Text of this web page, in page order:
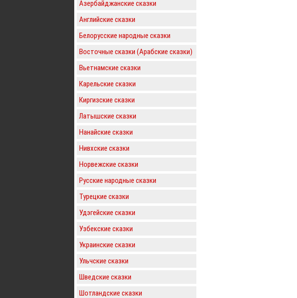
Азербайджанские сказки
Английские сказки
Белорусские народные сказки
Восточные сказки (Арабские сказки)
Вьетнамские сказки
Карельские сказки
Киргизские сказки
Латышские сказки
Нанайские сказки
Нивхские сказки
Норвежские сказки
Русские народные сказки
Турецкие сказки
Удэгейские сказки
Узбекские сказки
Украинские сказки
Ульчские сказки
Шведские сказки
Шотландские сказки